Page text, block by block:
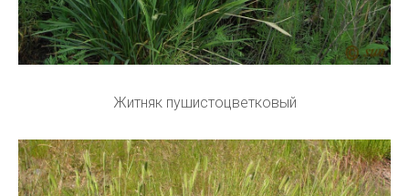
Житняк пушистоцветковый